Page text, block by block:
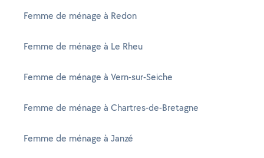
Femme de ménage à Redon
Femme de ménage à Le Rheu
Femme de ménage à Vern-sur-Seiche
Femme de ménage à Chartres-de-Bretagne
Femme de ménage à Janzé